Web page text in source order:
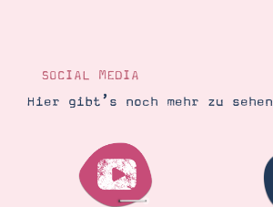
Blog
Gutscheine
Produkte erklärt
SOCIAL MEDIA
Hier gibt’s noch mehr zu sehen